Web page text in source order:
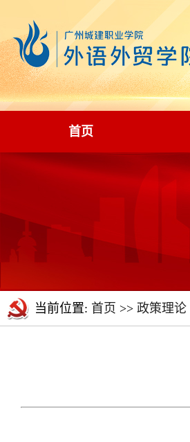
首页
当前位置: 首页 >> 政策理论